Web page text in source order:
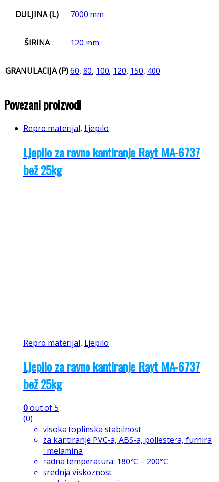
DULJINA (L)
7000 mm
ŠIRINA 120 mm
GRANULACIJA (P)60, 80, 100, 120, 150, 400
Povezani proizvodi
Repro materijal, Ljepilo
Ljepilo za ravno kantiranje Rayt MA-6737
bež 25kg
Repro materijal, Ljepilo
Ljepilo za ravno kantiranje Rayt MA-6737
bež 25kg
0out of 5
(0)
visoka toplinska stabilnost
za kantiranje PVC-a, ABS-a, poliestera, furnira
i melamina
radna temperatura: 180°C – 200°C
srednja viskoznost